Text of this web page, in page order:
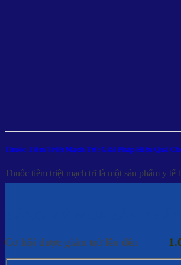
Thuốc Tiêm Triệt Mạch Trĩ: Giải Pháp Hiệu Quả
Thuốc tiêm triệt mạch trĩ là một sản phẩm y tế
Cơ hội được giảm trừ lên đến